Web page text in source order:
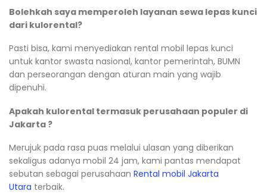
Bolehkah saya memperoleh layanan sewa lepas kunci
dari kulorental?
Pasti bisa, kami menyediakan rental mobil lepas kunci
untuk kantor swasta nasional, kantor pemerintah, BUMN
dan perseorangan dengan aturan main yang wajib
dipenuhi.
Apakah kulorental termasuk perusahaan populer di
Jakarta ?
Merujuk pada rasa puas melalui ulasan yang diberikan
sekaligus adanya mobil 24 jam, kami pantas mendapat
sebutan sebagai perusahaan Rental mobil Jakarta
Utara terbaik.